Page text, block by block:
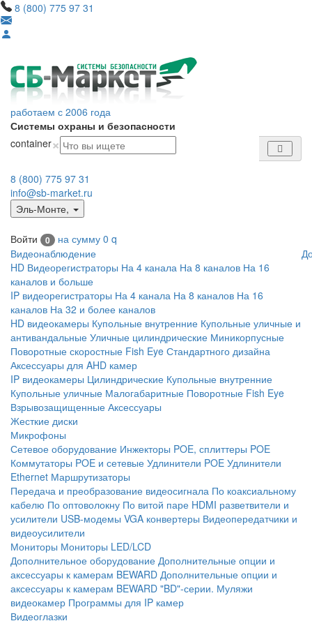
8 (800) 775 97 31
работаем с 2006 года
Системы охраны и безопасности
container×
8 (800) 775 97 31
info@sb-market.ru
Эль-Монте,
Войти 0 на сумму 0 q
Видеонаблюдение
HD Видеорегистраторы На 4 канала На 8 каналов На 16
каналов и больше
IP видеорегистраторы На 4 канала На 8 каналов На 16
каналов На 32 и более каналов
HD видеокамеры Купольные внутренние Купольные уличные и
антивандальные Уличные цилиндрические Миникорпусные
Поворотные скоростные Fish Eye Стандартного дизайна
Аксессуары для AHD камер
IP видеокамеры Цилиндрические Купольные внутренние
Купольные уличные Малогабаритные Поворотные Fish Eye
Взрывозащищенные Аксессуары
Жесткие диски
Микрофоны
Сетевое оборудование Инжекторы POE, сплиттеры POE
Коммутаторы POE и сетевые Удлинители POE Удлинители
Ethernet Маршрутизаторы
Передача и преобразование видеосигнала По коаксиальному
кабелю По оптоволокну По витой паре HDMI разветвители и
усилители USB-модемы VGA конвертеры Видеопередатчики и
видеоусилители
Мониторы Мониторы LED/LCD
Дополнительное оборудование Дополнительные опции и
аксессуары к камерам BEWARD Дополнительные опции и
аксессуары к камерам BEWARD "BD"-серии. Муляжи
видеокамер Программы для IP камер
Видеоглазки